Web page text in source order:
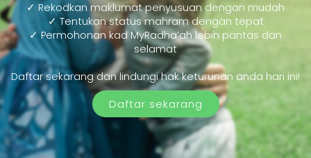
✓ Rekodkan maklumat penyusuan dengan mudah
✓ Tentukan status mahram dengan tepat
✓ Permohonan kad MyRadha’ah lebih pantas dan
selamat
Daftar sekarang dan lindungi hak keturunan anda hari ini!
Daftar sekarang